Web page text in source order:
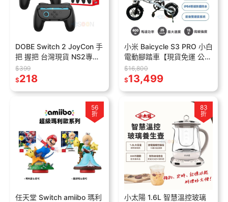
DOBE Switch 2 JoyCon 手
把 握把 台灣現貨 NS2專用
2入組 遊戲手柄 握把 控制
器 手把支架
$399
$218
小米 Baicycle S3 PRO 小白
電動腳踏車【現貨免運 公司
貨】smart 3.0 折疊 腳踏車
電動輔助自行車
$16,800
$13,499
56
折
任天堂 Switch amiibo 瑪利
83
折
小太陽 1.6L 智慧溫控玻璃